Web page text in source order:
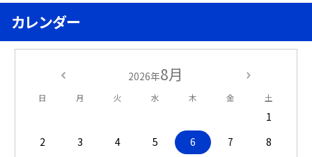
カレンダー
2026年8月
日 月 火 水 木 金 土
1
2
3 4 5 6 7
8